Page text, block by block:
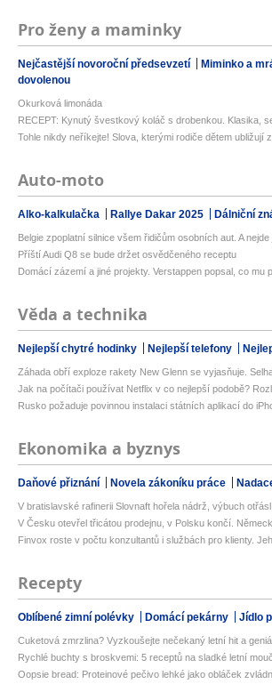
Pro ženy a maminky
Nejčastější novoroční předsevzetí Miminko a
dovolenou
Okurková limonáda
RECEPT: Kynutý švestkový koláč s drobenkou. Klasika,
Tohle nikdy neříkejte! Slova, kterými rodiče dětem ubližují
Auto-moto
Alko-kalkulačka Rallye Dakar 2025 Dálniční
Belgie zpoplatní silnice všem řidičům osobních aut. A nejde
Příští Audi Q8 se bude držet osvědčeného receptu
Domácí zázemí a jiné projekty. Verstappen popsal, co mu
Věda a technika
Nejlepší chytré hodinky Nejlepší telefony
Záhada obří exploze rakety New Glenn se vyjasňuje.
Jak na počítači používat Netflix v co nejlepší podobě?
Rusko požaduje povinnou instalaci státních aplikací do
Ekonomika a byznys
Daňové přiznání Novela zákoníku práce
V bratislavské rafinerii Slovnaft hořela nádrž, výbuch
V Česku otevřel třicátou prodejnu, v Polsku končí.
Finvox roste v počtu konzultantů i službách pro klienty.
Recepty
Oblíbené zimní polévky Domácí pekárny Jídlo
Cuketová zmrzlina? Vyzkoušejte nečekaný letní hit a
Rychlé buchty s broskvemi: 5 receptů na sladké letní
Oopsie bread: Proteinové pečivo lehké jako obláček